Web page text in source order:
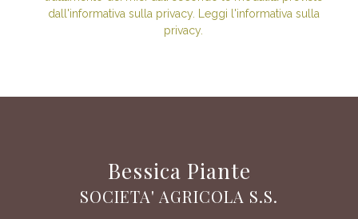
dall'informativa sulla privacy. Leggi l'informativa sulla
privacy.
Bessica Piante
SOCIETA' AGRICOLA S.S.